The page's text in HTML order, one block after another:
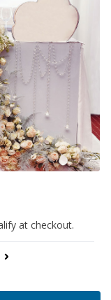
at checkout.